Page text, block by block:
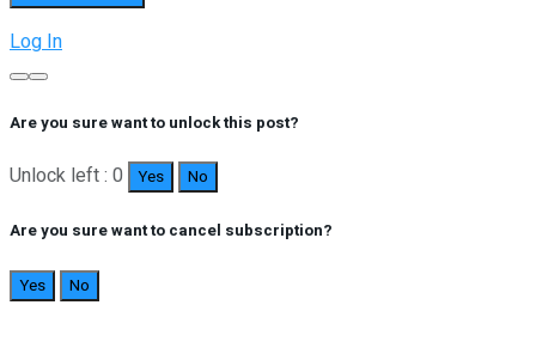
Log In
Are you sure want to unlock this post?
Unlock left : 0 Yes No
Are you sure want to cancel subscription?
Yes No